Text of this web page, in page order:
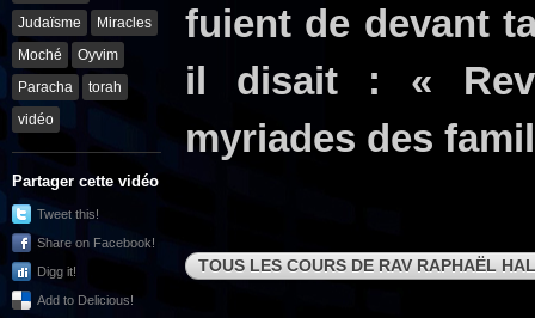
Judaïsme
Miracles
Moché
Oyvim
Paracha
torah
vidéo
Partager cette vidéo
Tweet this!
Share on Facebook!
Digg it!
Add to Delicious!
fuient de devant
il disait : «
myriades des
TOUS LES COURS DE RAV RAPHAËL